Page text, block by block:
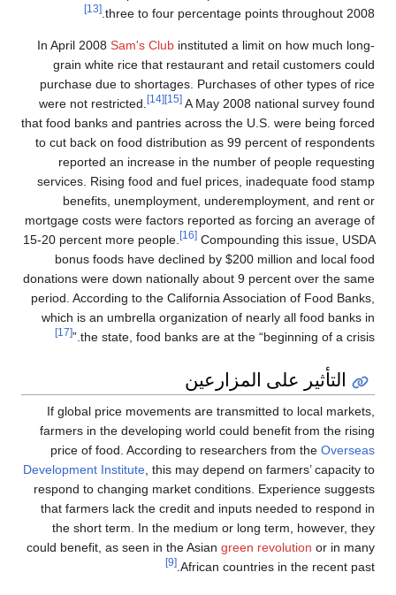
three to four percentage
In April 2008 Sam's Clubinstituted a limit
grain white rice that restaurant and
purchase due to shortages. Purchases
were not restricted.
A May 2008
that food banks and pantries across the
to cut back on food distribution as 99
reported an increase in the number
services. Rising food and fuel prices,
benefits, unemployment,
mortgage costs were factors reported as
15-20 percent more people.
bonus foods have declined by $200
donations were down nationally about 9
period. According to the California
which is an umbrella organization of
the state, food banks are at the
المزارعين
If global price movements are
farmers in the developing world could
price of food. According to
Development Institute, this may depend on
respond to changing market conditions.
that farmers lack the credit and inputs
the short term. In the medium or long
could benefit, as seen in the Asiangreen
African